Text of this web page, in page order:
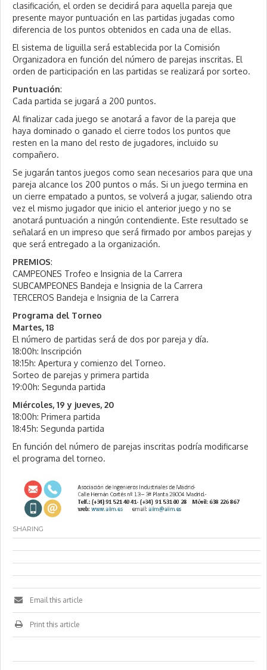
clasificación, el orden se decidirá para aquella pareja que
presente mayor puntuación en las partidas jugadas como
diferencia de los puntos obtenidos en cada una de ellas.
El sistema de liguilla será establecida por la Comisión
Organizadora en función del número de parejas inscritas. El
orden de participación en las partidas se realizará por sorteo.
Puntuación:
Cada partida se jugará a 200 puntos.
Al finalizar cada juego se anotará a favor de la pareja que
haya dominado o ganado el cierre todos los puntos que
resten en la mano del resto de jugadores, incluido su
compañero.
Se jugarán tantos juegos como sean necesarios para que una
pareja alcance los 200 puntos o más. Si un juego termina en
un cierre empatado a puntos, se volverá a jugar, saliendo otra
vez el mismo jugador que inicio el anterior juego y no se
anotará puntuación a ningún contendiente. Este resultado se
señalará en un impreso que será firmado por ambos parejas y
que será entregado a la organización.
PREMIOS:
CAMPEONES Trofeo e Insignia de la Carrera
SUBCAMPEONES Bandeja e Insignia de la Carrera
TERCEROS Bandeja e Insignia de la Carrera
Programa del Torneo
Martes, 18
El número de partidas será de dos por pareja y día.
18:00h: Inscripción
18:15h: Apertura y comienzo del Torneo.
Sorteo de parejas y primera partida
19:00h: Segunda partida
Miércoles, 19 y jueves, 20
18:00h: Primera partida
18:45h: Segunda partida
En función del número de parejas inscritas podría modificarse
el programa del torneo.
SHARING
Email this article
Print this article